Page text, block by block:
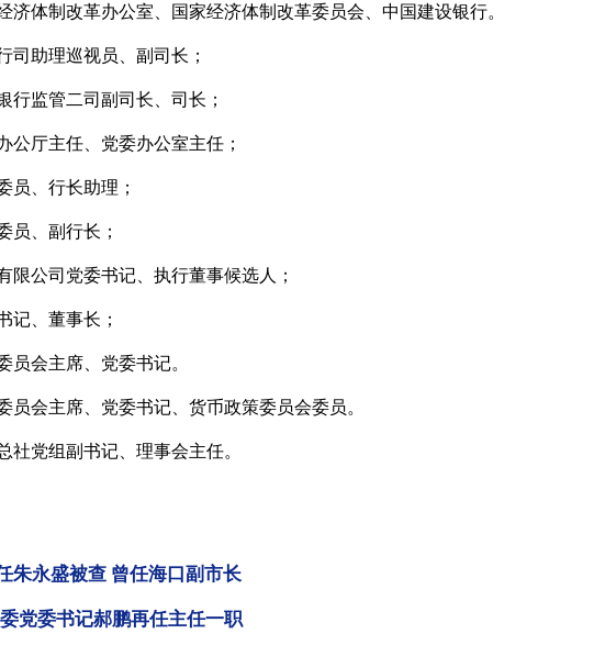
体制改革办公室、国家经济体制改革委员会、中国建设银行。
助理巡视员、副司长；
监管二司副司长、司长；
厅主任、党委办公室主任；
、行长助理；
、副行长；
公司党委书记、执行董事候选人；
、董事长；
会主席、党委书记。
会主席、党委书记、货币政策委员会委员。
党组副书记、理事会主任。
永盛被查 曾任海口副市长
党委书记郝鹏再任主任一职